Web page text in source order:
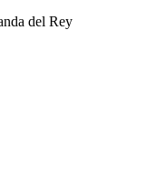
del Rey